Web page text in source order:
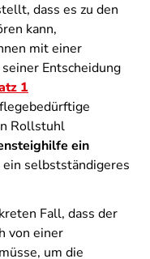
dass es zu den
kann,
mit einer
Entscheidung
1
Rollstuhl
ein
selbstständigeres
Fall, dass der
von einer
um die